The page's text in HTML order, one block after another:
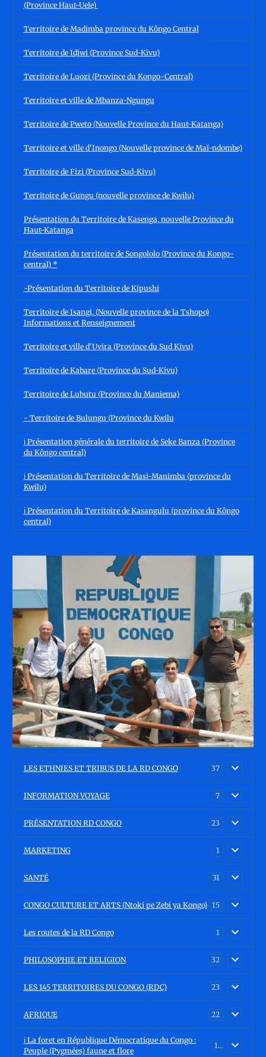
(Province Haut-Uele)
Territoire de Madimba province du Kôngo Central
Territoire de Idjwi (Province Sud-Kivu)
Territoire de Luozi (Province du Kongo-Central)
Territoire et ville de Mbanza-Ngungu
Territoire de Pweto (Nouvelle Province du Haut-Katanga)
Territoire et ville d'Inongo (Nouvelle province de Maï-ndombe)
Territoire de Fizi (Province Sud-Kivu)
Territoire de Gungu (nouvelle province de Kwilu)
Présentation du Territoire de Kasenga, nouvelle Province du
Haut-Katanga
Présentation du territoire de Songololo (Province du Kongo-
central) *
-Présentation du Territoire de Kipushi
Territoire de Isangi, (Nouvelle province de la Tshopo)
Informations et Renseignement
Territoire et ville d'Uvira (Province du Sud Kivu)
Territoire de Kabare (Province du Sud-Kivu)
Territoire de Lubutu (Province du Maniema)
- Territoire de Bulungu (Province du Kwilu
ℹ️ Présentation générale du territoire de Seke Banza (Province
du Kôngo central)
ℹ️ Présentation du Territoire de Masi-Manimba (province du
Kwilu)
ℹ️ Présentation du Territoire de Kasangulu (province du Kôngo
central)
LES ETHNIES ET TRIBUS DE LA RD CONGO 37
INFORMATION VOYAGE 7
PRÉSENTATION RD CONGO 23
MARKETING 1
SANTÉ 31
CONGO CULTURE ET ARTS (Ntoki pe Zebi ya Kongo) 15
Les routes de la RD Congo 1
PHILOSOPHIE ET RELIGION 32
LES 145 TERRITOIRES DU CONGO (RDC) 23
AFRIQUE 22
ℹ️ La foret en République Démocratique du Congo :
Peuple (Pygmées) faune et flore
15